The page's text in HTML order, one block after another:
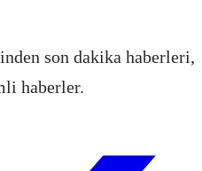
son dakika haberleri,
haberler.